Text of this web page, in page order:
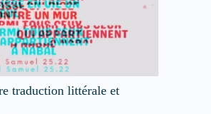
traduction littérale et